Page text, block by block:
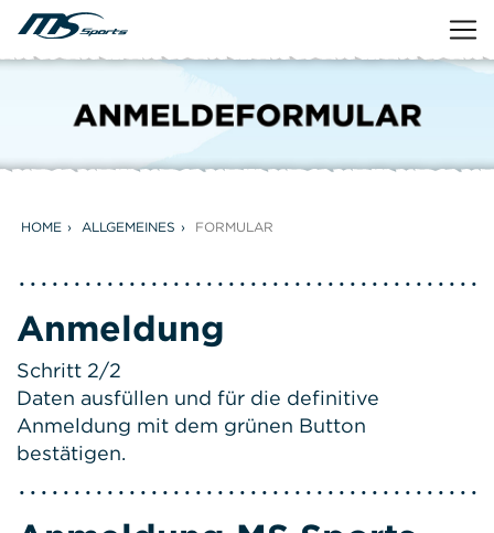
HOME ALLGEMEINES FORMULAR
Anmeldung
Schritt 2/2
Daten ausfüllen und für die definitive
Anmeldung mit dem grünen Button
bestätigen.